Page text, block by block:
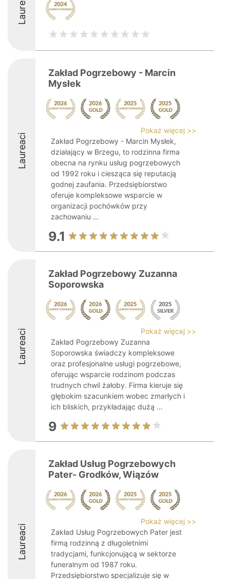
Laureaci
Zakład Pogrzebowy - Marcin
Mysłek
Pokaż więcej >>
Zakład Pogrzebowy - Marcin Mysłek,
działający w Brzegu, to rodzinna firma
obecna na rynku usług pogrzebowych
od 1992 roku i ciesząca się reputacją
godnej zaufania. Przedsiębiorstwo
oferuje kompleksowe wsparcie w
organizacji pochówków przy
zachowaniu ...
9.1
Laureaci
Zakład Pogrzebowy Zuzanna
Soporowska
Pokaż więcej >>
Zakład Pogrzebowy Zuzanna
Soporowska świadczy kompleksowe
oraz profesjonalne usługi pogrzebowe,
oferując wsparcie rodzinom podczas
trudnych chwil żałoby. Firma kieruje się
głębokim szacunkiem wobec zmarłych i
ich bliskich, przykładając dużą ...
9
Laureaci
Zakład Usług Pogrzebowych
Pater- Grodków, Wiązów
Pokaż więcej >>
Zakład Usług Pogrzebowych Pater jest
firmą rodzinną z długoletnimi
tradycjami, funkcjonującą w sektorze
funeralnym od 1987 roku.
Przedsiębiorstwo specjalizuje się w